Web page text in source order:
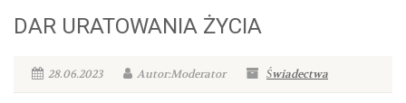
DAR URATOWANIA ŻYCIA
28.06.2023 Autor:Moderator Świadectwa